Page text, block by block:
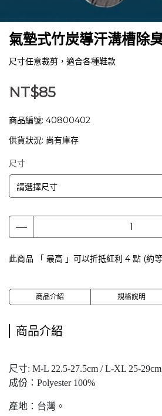
氣墊式竹炭導汗溝槽除
尺寸任意裁剪，適合各種鞋款
NT$85
商品編號: 40800402
供貨狀況: 尚有庫存
尺寸
請選擇尺寸
此商品 「 最高 」可以折抵紅利 4 點 (約
商品介紹 規格說明
商品介紹
尺寸: M-L 22.5-27.5cm / L-XL 25-29cm
成份：Polyester 100%
產地：台灣。